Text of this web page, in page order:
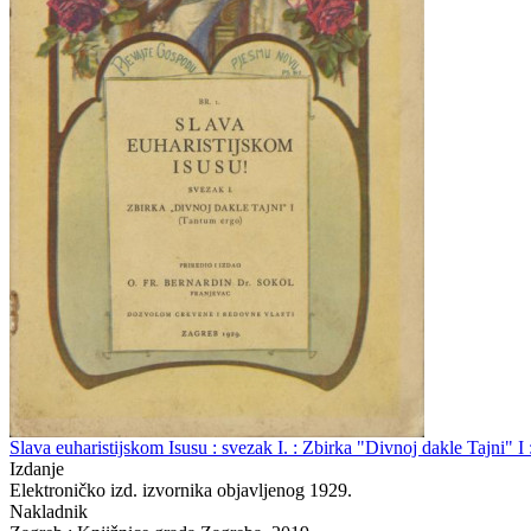
Slava euharistijskom Isusu : svezak I. : Zbirka "Divnoj dakle Tajni"
Izdanje
Elektroničko izd. izvornika objavljenog 1929.
Nakladnik